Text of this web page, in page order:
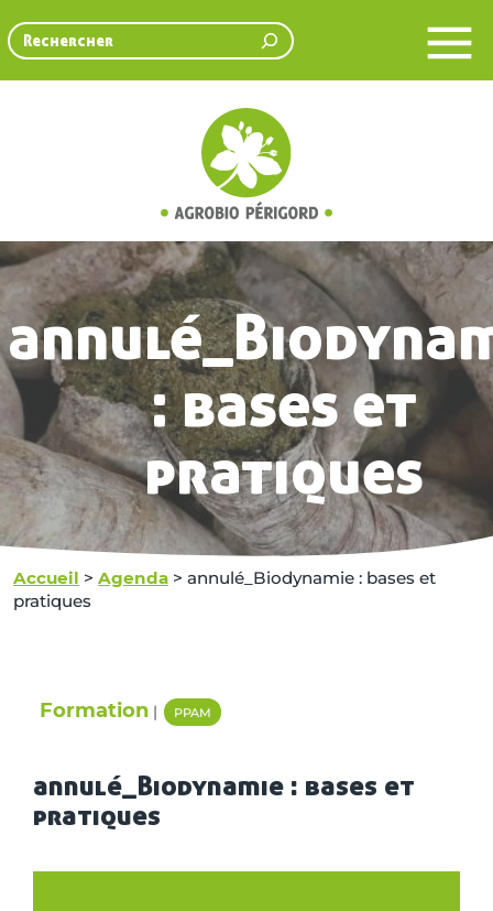
Rechercher
: bases et
pratiques
Accueil > Agenda > annulé_Biodynamie : bases et
pratiques
Formation | PPAM
annulé_Biodynamie : bases et
pratiques